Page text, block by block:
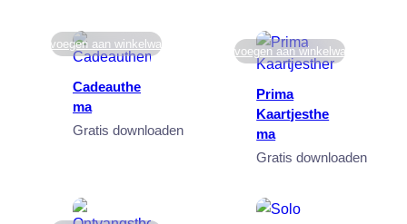
Toevoegen aan winkelwagen
Cadeauthe
ma
Gratis downloaden
Toevoegen aan winkelwagen
Prima
Kaartjesthe
ma
Gratis downloaden